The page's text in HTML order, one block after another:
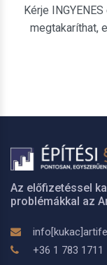
Kérje
megtakaríthat,
Az előfizetéssel
problémákkal az
+36 1 783 1711